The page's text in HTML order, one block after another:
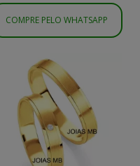
COMPRE PELO WHATSAPP